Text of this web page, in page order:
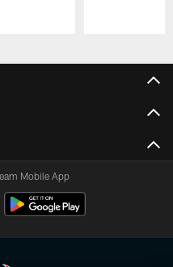
Mobile App